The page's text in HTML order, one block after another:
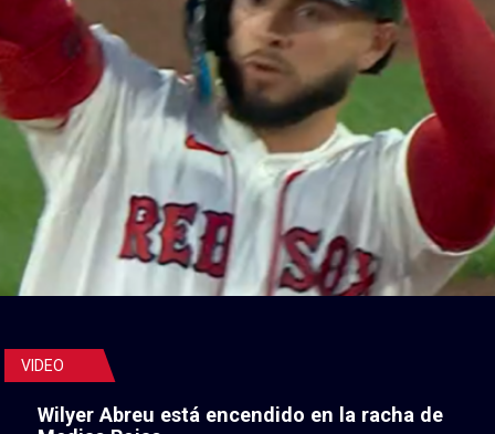
VIDEO
Wilyer Abreu está encendido en la racha de